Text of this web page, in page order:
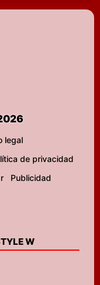
legal
de privacidad
Publicidad
W